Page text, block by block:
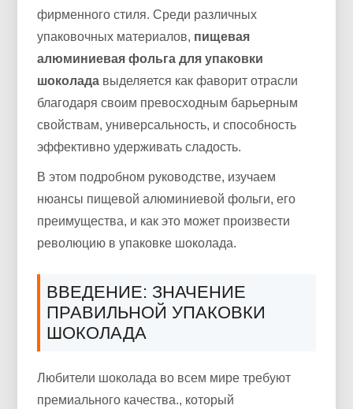
фирменного стиля. Среди различных
упаковочных материалов, пищевая
алюминиевая фольга для упаковки
шоколада выделяется как фаворит отрасли
благодаря своим превосходным барьерным
свойствам, универсальность, и способность
эффективно удерживать сладость.
В этом подробном руководстве, изучаем
нюансы пищевой алюминиевой фольги, его
преимущества, и как это может произвести
революцию в упаковке шоколада.
ВВЕДЕНИЕ: ЗНАЧЕНИЕ
ПРАВИЛЬНОЙ УПАКОВКИ
ШОКОЛАДА
Любители шоколада во всем мире требуют
премиального качества., который